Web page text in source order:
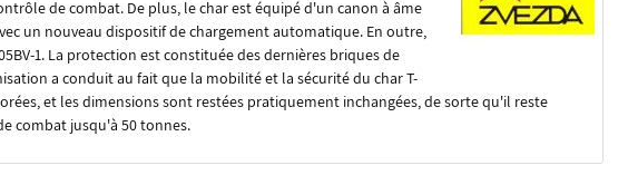
de combat. De plus, le char est équipé d'un canon à âme
un nouveau dispositif de chargement automatique. En outre,
1. La protection est constituée des dernières briques de
a conduit au fait que la mobilité et la sécurité du char T-
et les dimensions sont restées pratiquement inchangées, de sorte qu'il reste
combat jusqu'à 50 tonnes.